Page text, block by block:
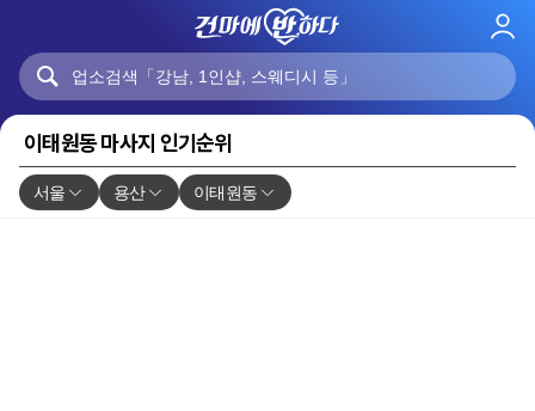
로
이태원동 마사지 인기순위
서울 용산 이태원동